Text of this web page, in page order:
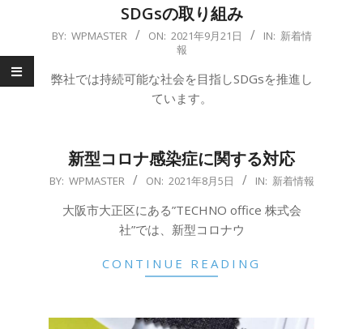
SDGsの取り組み
2021-
21
BY: WPMASTER ON: 2021年9月21日 IN: 新着情
報
弊社では持続可能な社会を目指しSDGsを推進し
ています。
新型コロナ感染症に関する対応
2021-
BY: WPMASTER ON: 2021年8月5日 IN: 新着情報
大阪市大正区にある”TECHNO office 株式会
社”では、新型コロナウ
CONTINUE READING